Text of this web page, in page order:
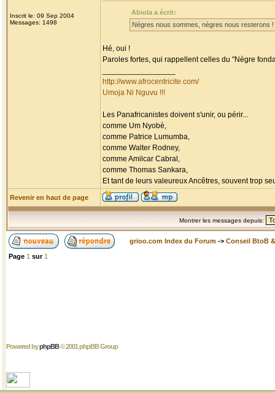
Inscrit le: 09 Sep 2004
Messages: 1498
Abiola a écrit:
Nègres nous sommes, nègres nous resterons !
Hé, oui !
Paroles fortes, qui rappellent celles du "Nègre
http://www.afrocentricite.com/
Umoja Ni Nguvu !!!
Les Panafricanistes doivent s'unir, ou périr...
comme Um Nyobè,
comme Patrice Lumumba,
comme Walter Rodney,
comme Amilcar Cabral,
comme Thomas Sankara,
Et tant de leurs valeureux Ancêtres, souvent trop
Revenir en haut de page
Montrer les messages depuis:
grioo.com Index du Forum -> Conseil BtoB
Page 1 sur1
Powered byphpBB© 2001 phpBB Group